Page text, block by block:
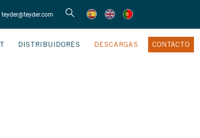
teyder@teyder.com
DISTRIBUIDORES DESCARGAS CONTACTO